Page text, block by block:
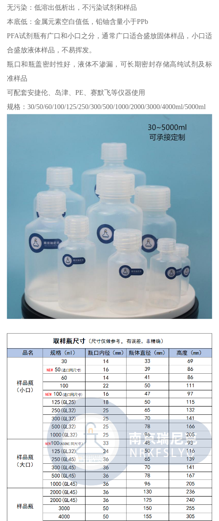
无污染：低溶出低析出，不污染试剂和样品
本底低：金属元素空白值低，铅铀含量小于PPb
PFA试剂瓶有广口和小口之分，通常广口适合盛放固体样品，小口适
合盛放液体样品，不易挥发。
瓶口和瓶盖密封性好，液体不渗漏，可长期密封存储高纯试剂及标
准样品
可配套安捷伦、岛津、PE、赛默飞等仪器使用
规格：30/50/60/100/125/250/300/500/1000/2000/3000/4000ml/5000ml